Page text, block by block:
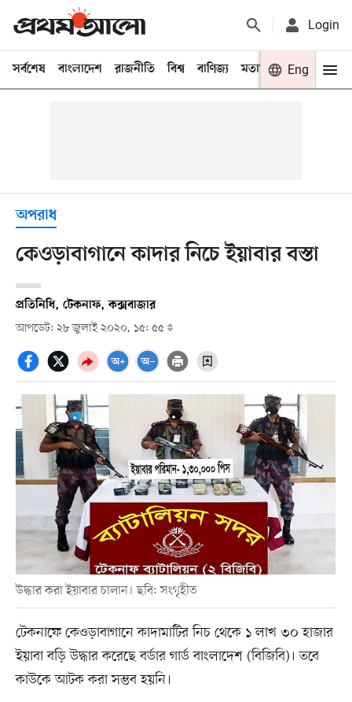
Login
সর্বশেষ বাংলাদেশ রাজনীতি বিশ্ব বাণিজ্য মতামত খেলা
Eng
অপরাধ
কেওড়াবাগানে কাদার নিচে ইয়াবার বস্তা
প্রতিনিধি, টেকনাফ, কক্সবাজার
আপডেট: ২৮ জুলাই ২০২০, ১৫: ৫৫
উদ্ধার করা ইয়াবার চালান। ছবি: সংগৃহীত
টেকনাফে কেওড়াবাগানে কাদামাটির নিচ থেকে ১ লাখ ৩০ হাজার
ইয়াবা বড়ি উদ্ধার করেছে বর্ডার গার্ড বাংলাদেশ (বিজিবি)। তবে
কাউকে আটক করা সম্ভব হয়নি।